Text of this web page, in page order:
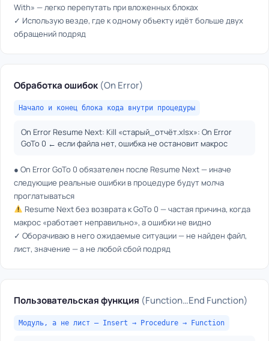
With» — легко перепутать при вложенных блоках
✓ Использую везде, где к одному объекту идёт больше двух
обращений подряд
Обработка ошибок (On Error)
Начало и конец блока кода внутри процедуры
On Error Resume Next: Kill «старый_отчёт.xlsx»: On Error
GoTo 0 ← если файла нет, ошибка не остановит макрос
● On Error GoTo 0 обязателен после Resume Next — иначе
следующие реальные ошибки в процедуре будут молча
проглатываться
Resume Next без возврата к GoTo 0 — частая причина, когда
макрос «работает неправильно», а ошибки не видно
✓ Оборачиваю в него ожидаемые ситуации — не найден файл,
лист, значение — а не любой сбой подряд
Пользовательская функция (Function…End Function)
Модуль, а не лист — Insert → Procedure → Function